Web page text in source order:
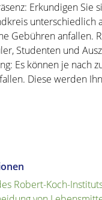
Erkundigen
unterschiedlich
Gebühren anfallen.
Studenten und
Es können je nach
Diese werden
Robert-Koch-